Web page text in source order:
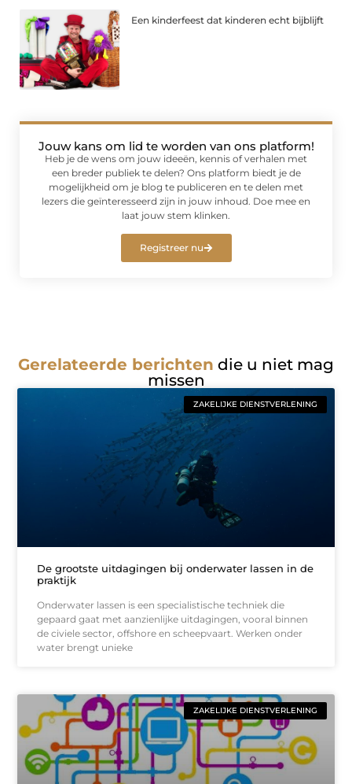
Een kinderfeest dat kinderen echt bijblijft
Jouw kans om lid te worden van ons platform!
Heb je de wens om jouw ideeën, kennis of verhalen met
een breder publiek te delen? Ons platform biedt je de
mogelijkheid om je blog te publiceren en te delen met
lezers die geïnteresseerd zijn in jouw inhoud. Doe mee en
laat jouw stem klinken.
Registreer nu
Gerelateerde berichten die u niet mag
missen
ZAKELIJKE DIENSTVERLENING
De grootste uitdagingen bij onderwater lassen in de
praktijk
Onderwater lassen is een specialistische techniek die
gepaard gaat met aanzienlijke uitdagingen, vooral binnen
de civiele sector, offshore en scheepvaart. Werken onder
water brengt unieke
ZAKELIJKE DIENSTVERLENING